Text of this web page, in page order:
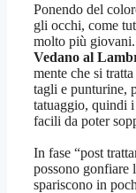
Ponendo del
gli occhi, come
molto più
Vedano al
mente che si
tagli e punturine,
tatuaggio, quindi
facili da poter
In fase “post
possono gonfiare
spariscono in